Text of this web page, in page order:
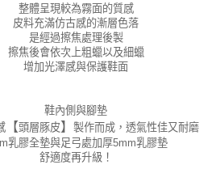
整體呈現較為霧面的質感
皮料充滿仿古感的漸層色落
是經過擦焦處理後製
擦焦後會依次上粗蠟以及細蠟
增加光澤感與保護鞋面
鞋內側與腳墊
【頭層豚皮】 製作而成，透氣性佳又耐磨
乳膠全墊與足弓處加厚5mm乳膠墊
舒適度再升級！